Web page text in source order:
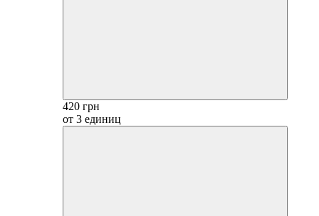
420 грн
от 3 единиц